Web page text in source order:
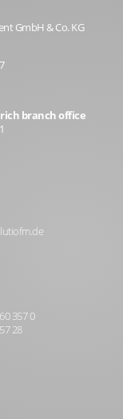
GmbH & Co. KG
branch office
357 0
28